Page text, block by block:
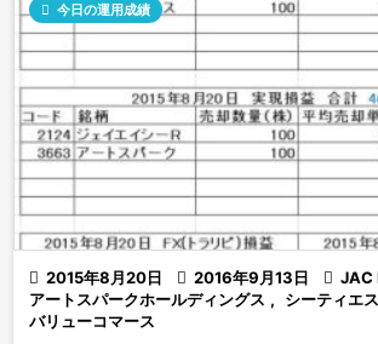
 2015年8月20日  2016年9月13日
 今日の運用成績
 JAC
アートスパークホールディングス , シーティエス
バリューコマース